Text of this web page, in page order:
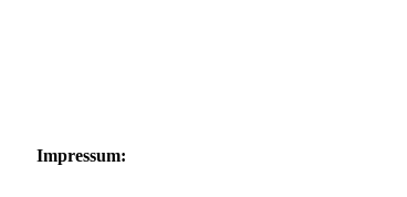
Impressum: